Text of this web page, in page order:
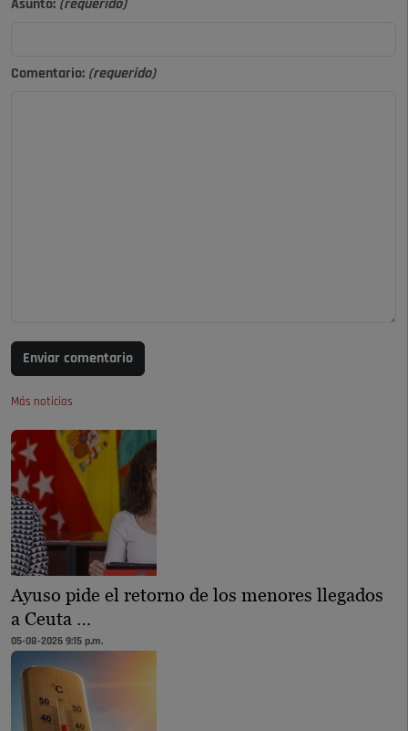
Asunto: (requerido)
Comentario: (requerido)
Enviar comentario
Más noticias
Ayuso pide el retorno de los menores llegados
a Ceuta …
05-08-2026 9:15 p.m.